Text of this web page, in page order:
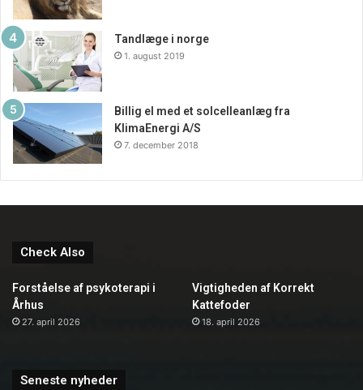
Tandlæge i norge
1. august 2019
Billig el med et solcelleanlæg fra
KlimaEnergi A/S
7. december 2018
Check Also
Forståelse af psykoterapi i
Århus
27. april 2026
Vigtigheden af Korrekt
Kattefoder
18. april 2026
Seneste nyheder